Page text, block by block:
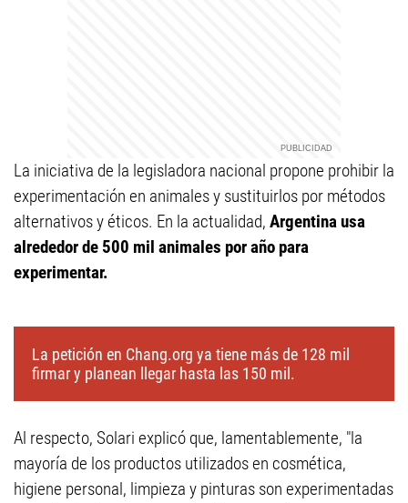
La iniciativa de la legisladora nacional propone prohibir la
experimentación en animales y sustituirlos por métodos
alternativos y éticos. En la actualidad, Argentina usa
alrededor de 500 mil animales por año para
experimentar.
La petición en Chang.org ya tiene más de 128 mil
firmar y planean llegar hasta las 150 mil.
Al respecto, Solari explicó que, lamentablemente, "la
mayoría de los productos utilizados en cosmética,
higiene personal, limpieza y pinturas son experimentadas